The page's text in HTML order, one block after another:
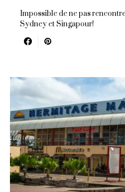
Impossible de ne pas
Sydney et Singapour!